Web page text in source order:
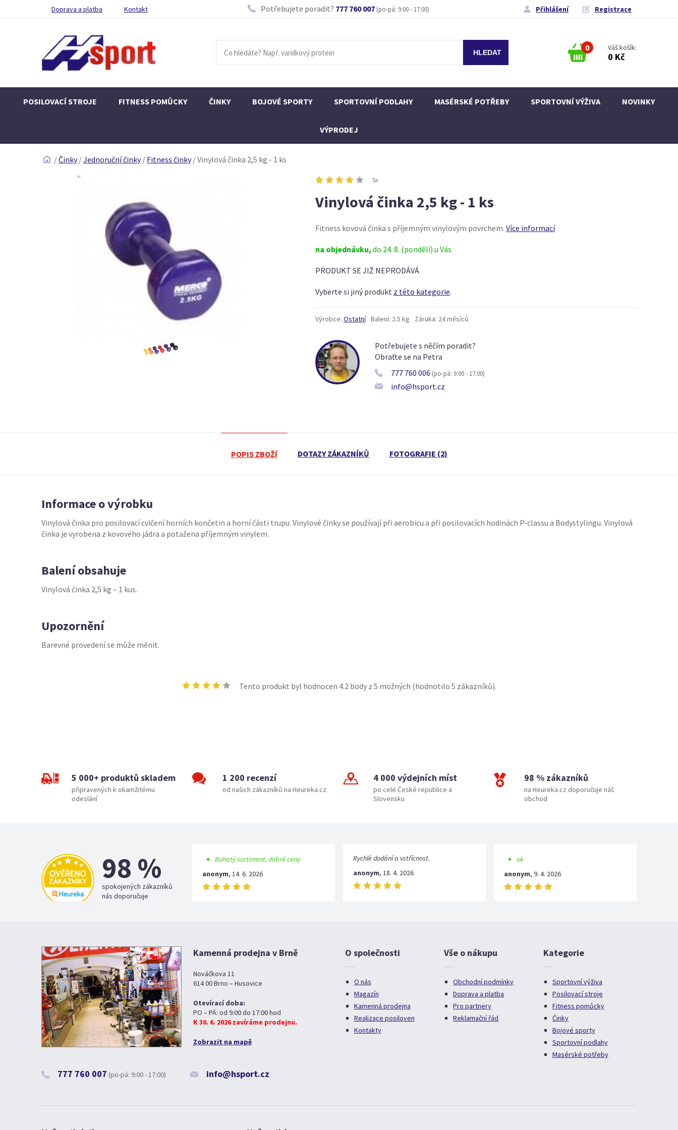
Doprava a platba Kontakt Potřebujete poradit? 777 760 007 (po-pá: 9:00 - 17:00) Přihlášení Registrace
0 Váš košík:
0 Kč
POSILOVACÍ STROJE FITNESS POMŮCKY ČINKY BOJOVÉ SPORTY SPORTOVNÍ PODLAHY MASÉRSKÉ POTŘEBY SPORTOVNÍ VÝŽIVA NOVINKY
VÝPRODEJ
/Činky /Jednoruční činky / Fitness činky /Vinylová činka 2,5 kg - 1 ks
5x
Vinylová činka 2,5 kg - 1 ks
Fitness kovová činka s příjemným vinylovým povrchem. Více informací
na objednávku, do 24. 8. (pondělí) u Vás
PRODUKT SE JIŽ NEPRODÁVÁ
Vyberte si jiný produkt z této kategorie.
Výrobce: Ostatní Balení: 2.5 kg Záruka: 24 měsíců
Potřebujete s něčím poradit?
Obraťte se na Petra
777 760 006 (po-pá: 9:00 - 17:00)
info@hsport.cz
POPIS ZBOŽÍ DOTAZY ZÁKAZNÍKŮ FOTOGRAFIE (2)
Informace o výrobku
Vinylová činka pro posilovací cvičení horních končetin a horní části trupu. Vinylové činky se používají při aerobicu a při posilovacích hodinách P-classu a Bodystylingu. Vinylová
činka je vyrobena z kovového jádra a potažena příjemným vinylem.
Balení obsahuje
Vinylová činka 2,5 kg – 1 kus.
Upozornění
Barevné provedení se může měnit.
Tento produkt byl hodnocen 4.2body z 5 možných (hodnotilo 5 zákazníků).
5 000+ produktů skladem
připravených k okamžitému
odeslání
1 200 recenzí
od našich zákazníků na Heureka.cz
4 000 výdejních míst
po celé České republice a
Slovensku
98 % zákazníků
na Heureka.cz doporučuje náš
obchod
98 %
spokojených zákazníků
nás doporučuje
Bohatý sortiment, dobré ceny
anonym, 14. 6. 2026
Rychlé dodání a vstřícnost.
anonym, 18. 4. 2026
ok
anonym, 9. 4. 2026
Kamenná prodejna v Brně
Nováčkova 11
614 00 Brno – Husovice
Otevírací doba:
PO – PÁ: od 9:00 do 17:00 hod
K 30. 6. 2026 zavíráme prodejnu.
Zobrazit na mapě
777 760 007 (po-pá: 9:00 - 17:00) info@hsport.cz
O společnosti
O nás
Magazín
Kamenná prodejna
Realizace posiloven
Kontakty
Vše o nákupu
Obchodní podmínky
Doprava a platba
Pro partnery
Reklamační řád
Kategorie
Sportovní výživa
Posilovací stroje
Fitness pomůcky
Činky
Bojové sporty
Sportovní podlahy
Masérské potřeby